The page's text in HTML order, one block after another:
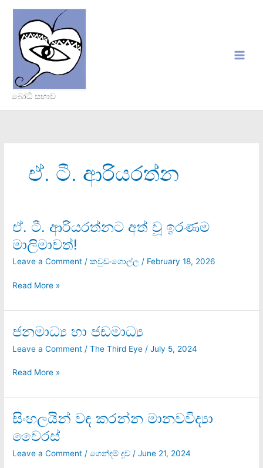
content
බෝධි සභාව
ඒ. ටී. ආරියරත්න
ඒ. ටී. ආරියරත්නට අත් වූ ඉරණම
මාලිමාවත්!
Leave a Comment /කවුඩංගොල්ල / February 18, 2026
ඒ.
ආරියරත්නට
අත්
ඉරණම
Read More »
ජනමාධ්‍ය හා ජඩමාධ්‍ය
Leave a Comment /The Third Eye /July 5, 2024
ජනමාධ්‍ය
ජඩමාධ්‍ය
Read More »
සිංහලයින් වඳ කරන්න මානවවිද්‍යා
වෛරස්
Leave a Comment /ගෙන්දම් දූව /June 21, 2024
සිංහලයින්
කරන්න
මානවවිද්‍යා